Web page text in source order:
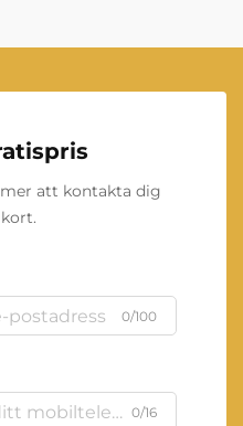
att kontakta dig
0/100
0/16